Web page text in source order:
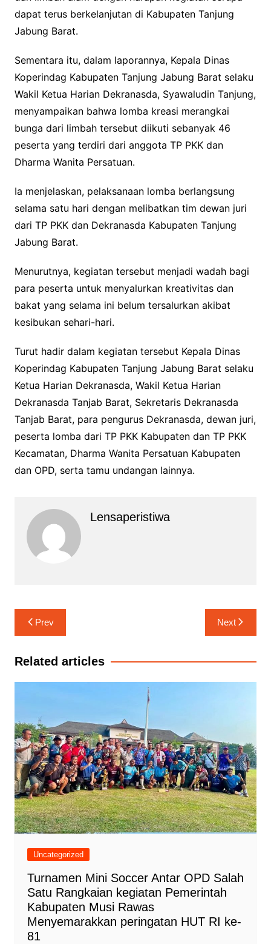
dapat terus berkelanjutan di Kabupaten Tanjung
Jabung Barat.
Sementara itu, dalam laporannya, Kepala Dinas
Koperindag Kabupaten Tanjung Jabung Barat selaku
Wakil Ketua Harian Dekranasda, Syawaludin Tanjung,
menyampaikan bahwa lomba kreasi merangkai
bunga dari limbah tersebut diikuti sebanyak 46
peserta yang terdiri dari anggota TP PKK dan
Dharma Wanita Persatuan.
Ia menjelaskan, pelaksanaan lomba berlangsung
selama satu hari dengan melibatkan tim dewan juri
dari TP PKK dan Dekranasda Kabupaten Tanjung
Jabung Barat.
Menurutnya, kegiatan tersebut menjadi wadah bagi
para peserta untuk menyalurkan kreativitas dan
bakat yang selama ini belum tersalurkan akibat
kesibukan sehari-hari.
Turut hadir dalam kegiatan tersebut Kepala Dinas
Koperindag Kabupaten Tanjung Jabung Barat selaku
Ketua Harian Dekranasda, Wakil Ketua Harian
Dekranasda Tanjab Barat, Sekretaris Dekranasda
Tanjab Barat, para pengurus Dekranasda, dewan juri,
peserta lomba dari TP PKK Kabupaten dan TP PKK
Kecamatan, Dharma Wanita Persatuan Kabupaten
dan OPD, serta tamu undangan lainnya.
Lensaperistiwa
Navigasi
pos
Prev Next
Related articles
Uncategorized
Turnamen Mini Soccer Antar OPD Salah
Satu Rangkaian kegiatan Pemerintah
Kabupaten Musi Rawas
Menyemarakkan peringatan HUT RI ke-
81